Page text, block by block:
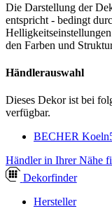
Die Darstellung der
entspricht - bedingt
den Farben und
Händlerauswahl
Dieses Dekor ist bei
verfügbar.
BECHER Koeln
Händler in Ihrer Nähe
Dekorfinder
Hersteller